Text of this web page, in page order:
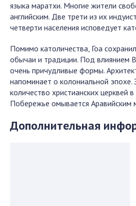
языка маратхи. Многие жители
английским. Две трети из их
четверти населения исповедует
Помимо католичества, Гоа
обычаи и традиции. Под влиянием
очень причудливые формы.
напоминает о колониальной
количество христианских церквей
Побережье омывается Аравийским
Дополнительная